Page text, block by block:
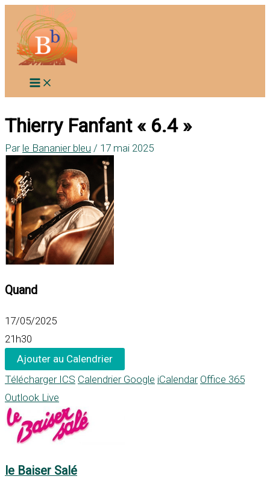
contenu
Thierry Fanfant « 6.4 »
Par le Bananier bleu / 17 mai 2025
Quand
17/05/2025
21h30
Ajouter au Calendrier
Télécharger ICS Calendrier Google iCalendar Office 365
Outlook Live
le Baiser Salé